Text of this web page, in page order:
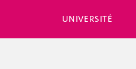
UNIVERSITÉ